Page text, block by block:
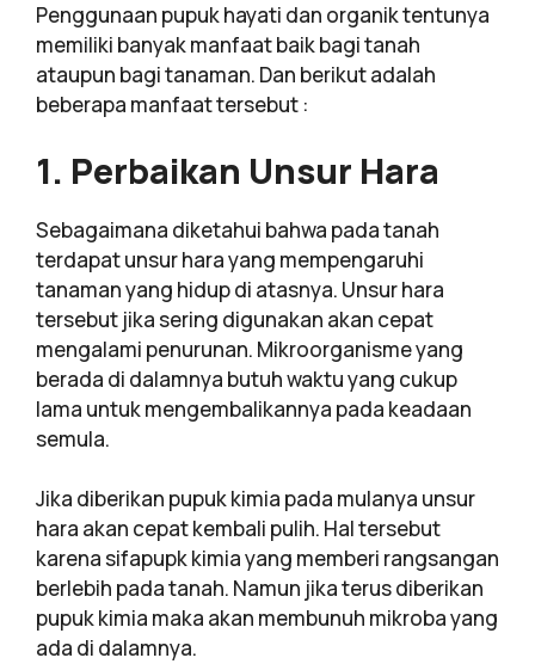
Penggunaan pupuk hayati dan organik tentunya
memiliki banyak manfaat baik bagi tanah
ataupun bagi tanaman. Dan berikut adalah
beberapa manfaat tersebut :
1. Perbaikan Unsur Hara
Sebagaimana diketahui bahwa pada tanah
terdapat unsur hara yang mempengaruhi
tanaman yang hidup di atasnya. Unsur hara
tersebut jika sering digunakan akan cepat
mengalami penurunan. Mikroorganisme yang
berada di dalamnya butuh waktu yang cukup
lama untuk mengembalikannya pada keadaan
semula.
Jika diberikan pupuk kimia pada mulanya unsur
hara akan cepat kembali pulih. Hal tersebut
karena sifapupk kimia yang memberi rangsangan
berlebih pada tanah. Namun jika terus diberikan
pupuk kimia maka akan membunuh mikroba yang
ada di dalamnya.